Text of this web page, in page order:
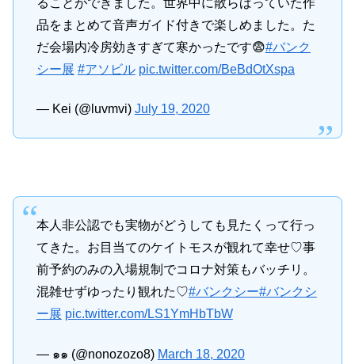
品をまとめて音声ガイド付きで楽しめました。た
だ会場内冷房効きすぎて寒かったです😨#バンク
シー展 #アソビル pic.twitter.com/BeBdOtXspa
— Kei (@luvmvi) July 19, 2020
本人非公認でも実物がどうしても見たくって行っ
てきた。お目当てのケイトモスが観れて幸せ♡事
前予約のみの入場規制でコロナ対策もバッチリ。
混雑せずゆったり観れた♡#バンクシー#バンクシ
ー展 pic.twitter.com/LS1YmHbTbW
— ๑๑ (@nonozozo8) March 18, 2020